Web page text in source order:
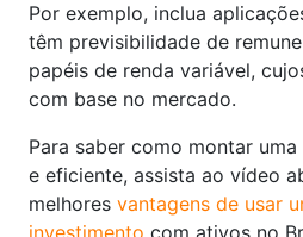
Por exemplo, inclua
têm previsibilidade de
papéis de renda variável,
com base no mercado.
Para saber como montar
e eficiente, assista ao vídeo
melhores vantagens de usar
investimento com ativos no